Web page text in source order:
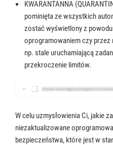
KWARANTANNA
pominięta ze wszystkich
zostać wyświetlony z
oprogramowaniem czy przez
np. stale uruchamiającą
przekroczenie limitów.
W celu uzmysłowienia Ci, jakie
niezaktualizowane
bezpieczeństwa, które jest w